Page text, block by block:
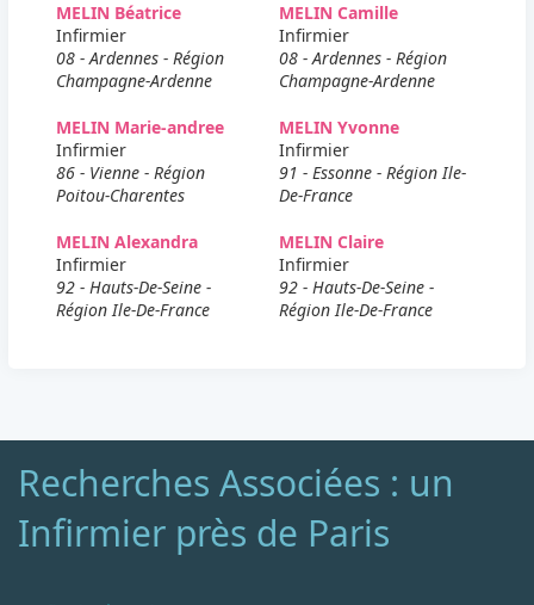
MELIN Béatrice
Infirmier
08 - Ardennes - Région
Champagne-Ardenne
MELIN Camille
Infirmier
08 - Ardennes - Région
Champagne-Ardenne
MELIN Marie-andree
Infirmier
86 - Vienne - Région
Poitou-Charentes
MELIN Yvonne
Infirmier
91 - Essonne - Région Ile-
De-France
MELIN Alexandra
Infirmier
92 - Hauts-De-Seine -
Région Ile-De-France
MELIN Claire
Infirmier
92 - Hauts-De-Seine -
Région Ile-De-France
Recherches Associées : un
Infirmier près de Paris